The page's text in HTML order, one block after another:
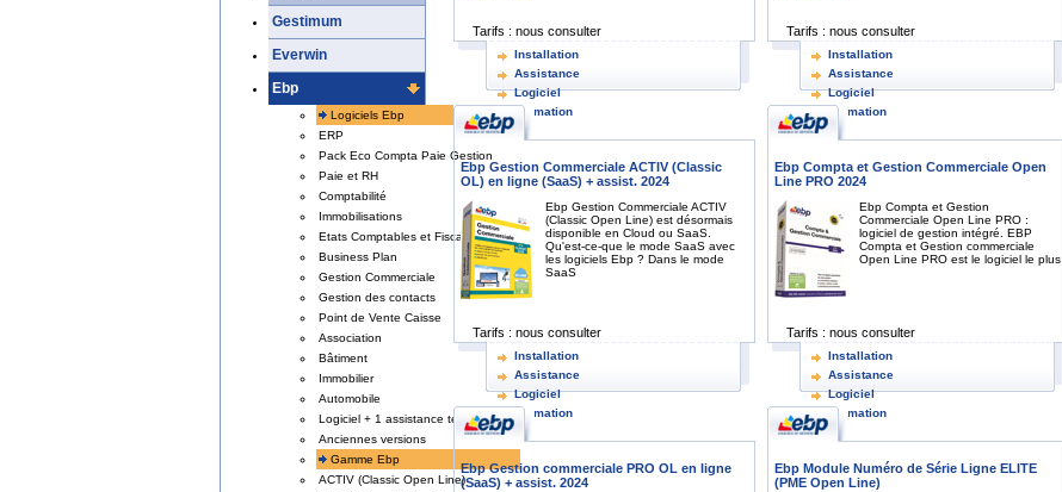
Gestimum
Everwin
Ebp
Logiciels Ebp
ERP
Pack Eco Compta Paie Gestion
Paie et RH
Comptabilité
Immobilisations
Etats Comptables et Fiscaux
Business Plan
Gestion Commerciale
Gestion des contacts
Point de Vente Caisse
Association
Bâtiment
Immobilier
Automobile
Logiciel + 1 assistance tel
Anciennes versions
Gamme Ebp
ACTIV (Classic Open Line)
Tarifs : nous consulter
Installation
Assistance
Logiciel
Formation
Tarifs : nous consulter
Installation
Assistance
Logiciel
Formation
Ebp Gestion Commerciale ACTIV (Classic
OL) en ligne (SaaS) + assist. 2024
Ebp Gestion Commerciale ACTIV
(Classic Open Line) est désormais
disponible en Cloud ou SaaS.
Qu'est-ce-que le mode SaaS avec
les logiciels Ebp ? Dans le mode
SaaS
Tarifs : nous consulter
Installation
Assistance
Logiciel
Formation
Ebp Compta et Gestion Commerciale Open
Line PRO 2024
Ebp Compta et Gestion
Commerciale Open Line PRO :
logiciel de gestion intégré. EBP
Compta et Gestion commerciale
Open Line PRO est le logiciel le plus
Tarifs : nous consulter
Installation
Assistance
Logiciel
Formation
Ebp Gestion commerciale PRO OL en ligne
(SaaS) + assist. 2024
Ebp Module Numéro de Série Ligne ELITE
(PME Open Line)